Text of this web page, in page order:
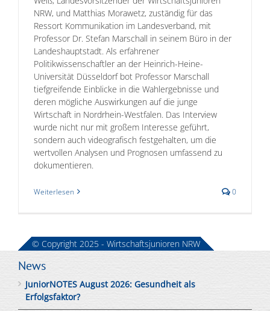
NRW, und Matthias Morawetz, zuständig für das
Ressort Kommunikation im Landesverband, mit
Professor Dr. Stefan Marschall in seinem Büro in der
Landeshauptstadt. Als erfahrener
Politikwissenschaftler an der Heinrich-Heine-
Universität Düsseldorf bot Professor Marschall
tiefgreifende Einblicke in die Wahlergebnisse und
deren mögliche Auswirkungen auf die junge
Wirtschaft in Nordrhein-Westfalen. Das Interview
wurde nicht nur mit großem Interesse geführt,
sondern auch videografisch festgehalten, um die
wertvollen Analysen und Prognosen umfassend zu
dokumentieren.
Weiterlesen 0
News
JuniorNOTES August 2026: Gesundheit als
Erfolgsfaktor?
© Copyright 2025 - Wirtschaftsjunioren NRW